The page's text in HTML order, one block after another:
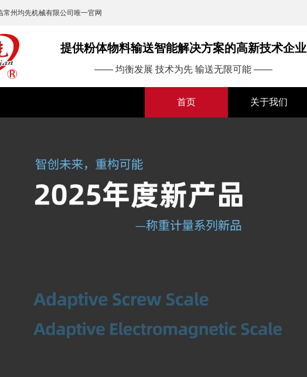
常州均先机械有限公司唯一官网
提供粉体物料输送智能解决方案的高新技术企业
—— 均衡发展 技术为先 输送无限可能 ——
首页 关于我们